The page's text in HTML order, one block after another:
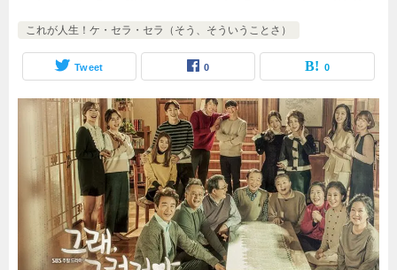
これが人生！ケ・セラ・セラ（そう、そういうことさ）
Tweet 0 0